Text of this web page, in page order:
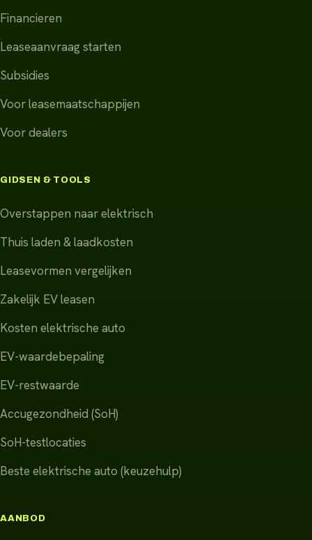
Financieren
Leaseaanvraag starten
Subsidies
Voor leasemaatschappijen
Voor dealers
GIDSEN & TOOLS
Overstappen naar elektrisch
Thuis laden & laadkosten
Leasevormen vergelijken
Zakelijk EV leasen
Kosten elektrische auto
EV-waardebepaling
EV-restwaarde
Accugezondheid (SoH)
SoH-testlocaties
Beste elektrische auto (keuzehulp)
AANBOD